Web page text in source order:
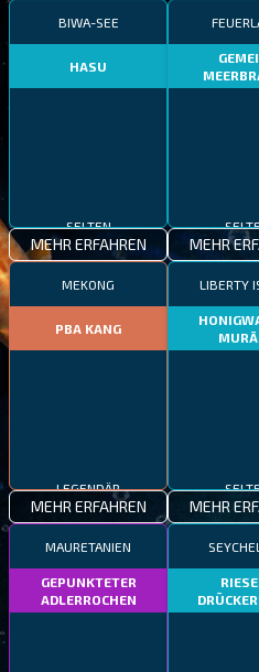
BIWA-SEE
HASU
SELTEN
MEHR ERFAHREN MEHR
MEKONG
PBA KANG
LEGENDÄR
MEHR ERFAHREN
LIBERTY
MEHR
MAURETANIEN
GEPUNKTETER
ADLERROCHEN